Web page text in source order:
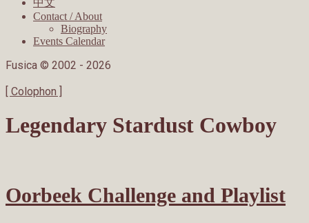
Contact / About
Biography
Events Calendar
Fusica © 2002 - 2026
[ Colophon ]
Legendary Stardust Cowboy
Oorbeek Challenge and Playlist